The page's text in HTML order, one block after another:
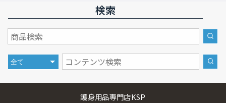
検索
護身用品専門店KSP